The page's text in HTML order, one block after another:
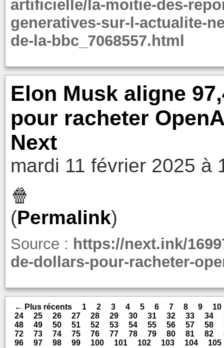
artificielle/la-moitie-des-
generatives-sur-l-actualite-
de-la-bbc_7068557.html
Elon Musk aligne
pour racheter
Next
mardi 11 février 2025 à
🍿
(Permalink)
Source : https://next.ink/
de-dollars-pour-racheter-
← Plus récents 1 2 3 4 5 6 7 8 9
10
24
25 26 27 28 29 30 31 32 33 34
48
49 50 51 52 53 54 55 56 57 58
72
73 74 75 76 77 78 79 80 81 82
96
97 98 99 100 101 102 103 104
105